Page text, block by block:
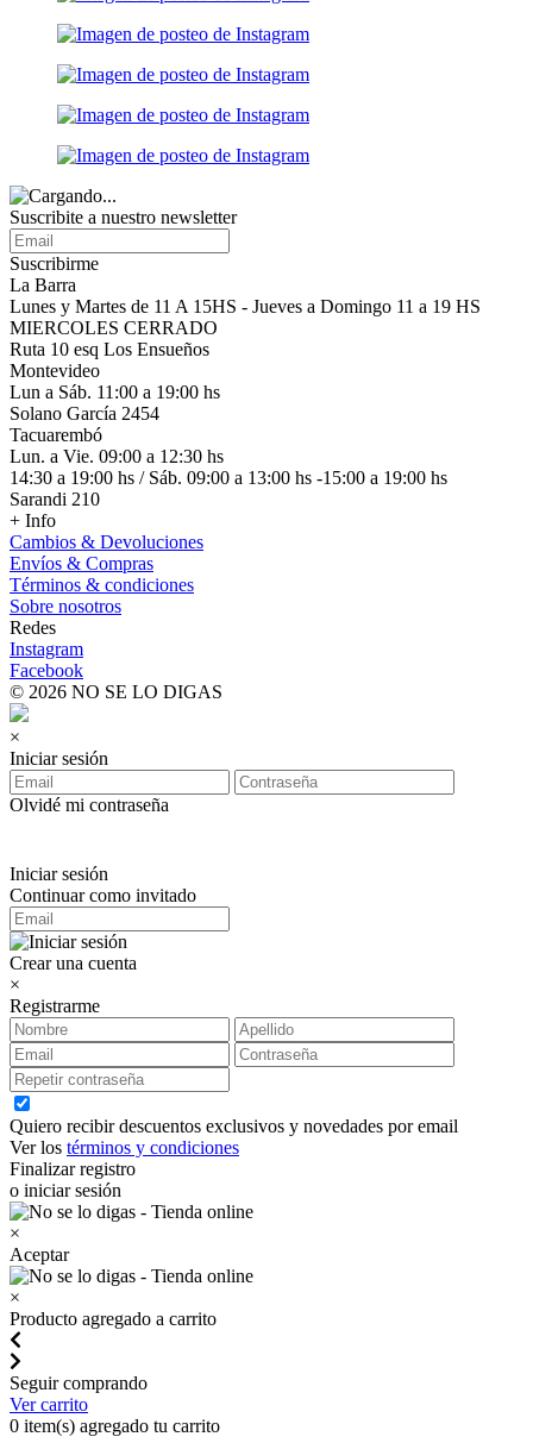
Suscribite a nuestro newsletter
Suscribirme
La Barra
Lunes y Martes de 11 A 15HS - Jueves a Domingo 11 a 19 HS
MIERCOLES CERRADO
Ruta 10 esq Los Ensueños
Montevideo
Lun a Sáb. 11:00 a 19:00 hs
Solano García 2454
Tacuarembó
Lun. a Vie. 09:00 a 12:30 hs
14:30 a 19:00 hs / Sáb. 09:00 a 13:00 hs -15:00 a 19:00 hs
Sarandi 210
+ Info
Cambios & Devoluciones
Envíos & Compras
Términos & condiciones
Sobre nosotros
Redes
Instagram
Facebook
© 2026 NO SE LO DIGAS
×
Iniciar sesión
Olvidé mi contraseña
Iniciar sesión
Continuar como invitado
Crear una cuenta
×
Registrarme
Quiero recibir descuentos exclusivos y novedades por email
Ver los términos y condiciones
Finalizar registro
o iniciar sesión
×
Aceptar
×
Producto agregado a carrito
Seguir comprando
Ver carrito
0 item(s) agregado tu carrito